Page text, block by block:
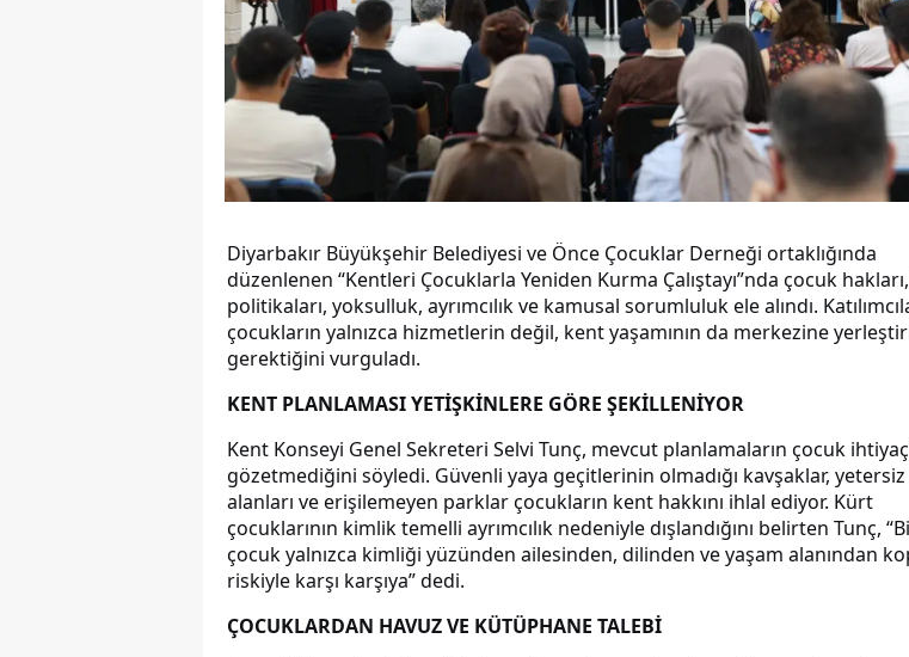
Diyarbakır Büyükşehir Belediyesi ve Önce Çocuklar Derneği ortaklığında
düzenlenen “Kentleri Çocuklarla Yeniden Kurma Çalıştayı”nda çocuk
politikaları, yoksulluk, ayrımcılık ve kamusal sorumluluk ele alındı.
çocukların yalnızca hizmetlerin değil, kent yaşamının da merkezine
gerektiğini vurguladı.
KENT PLANLAMASI YETİŞKİNLERE GÖRE ŞEKİLLENİYOR
Kent Konseyi Genel Sekreteri Selvi Tunç, mevcut planlamaların çocuk
gözetmediğini söyledi. Güvenli yaya geçitlerinin olmadığı kavşaklar,
alanları ve erişilemeyen parklar çocukların kent hakkını ihlal ediyor. Kürt
çocuklarının kimlik temelli ayrımcılık nedeniyle dışlandığını belirten Tunç,
çocuk yalnızca kimliği yüzünden ailesinden, dilinden ve yaşam alanından
riskiyle karşı karşıya” dedi.
ÇOCUKLARDAN HAVUZ VE KÜTÜPHANE TALEBİ